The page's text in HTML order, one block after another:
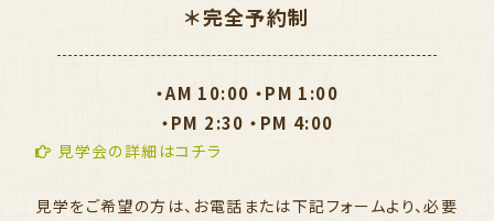
＊完全予約制
・AM 10:00 ・PM 1:00
・PM 2:30 ・PM 4:00
見学会の詳細はコチラ
見学をご希望の方は、お電話または下記フォームより、必要